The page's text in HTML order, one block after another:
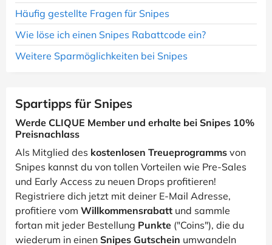
Häufig gestellte Fragen für Snipes
Wie löse ich einen Snipes Rabattcode ein?
Weitere Sparmöglichkeiten bei Snipes
Spartipps für Snipes
Werde CLIQUE Member und erhalte bei Snipes 10%
Preisnachlass
Als Mitglied des kostenlosen Treueprogramms von
Snipes kannst du von tollen Vorteilen wie Pre-Sales
und Early Access zu neuen Drops profitieren!
Registriere dich jetzt mit deiner E-Mail Adresse,
profitiere vom Willkommensrabatt und sammle
fortan mit jeder Bestellung Punkte ("Coins"), die du
wiederum in einen Snipes Gutschein umwandeln